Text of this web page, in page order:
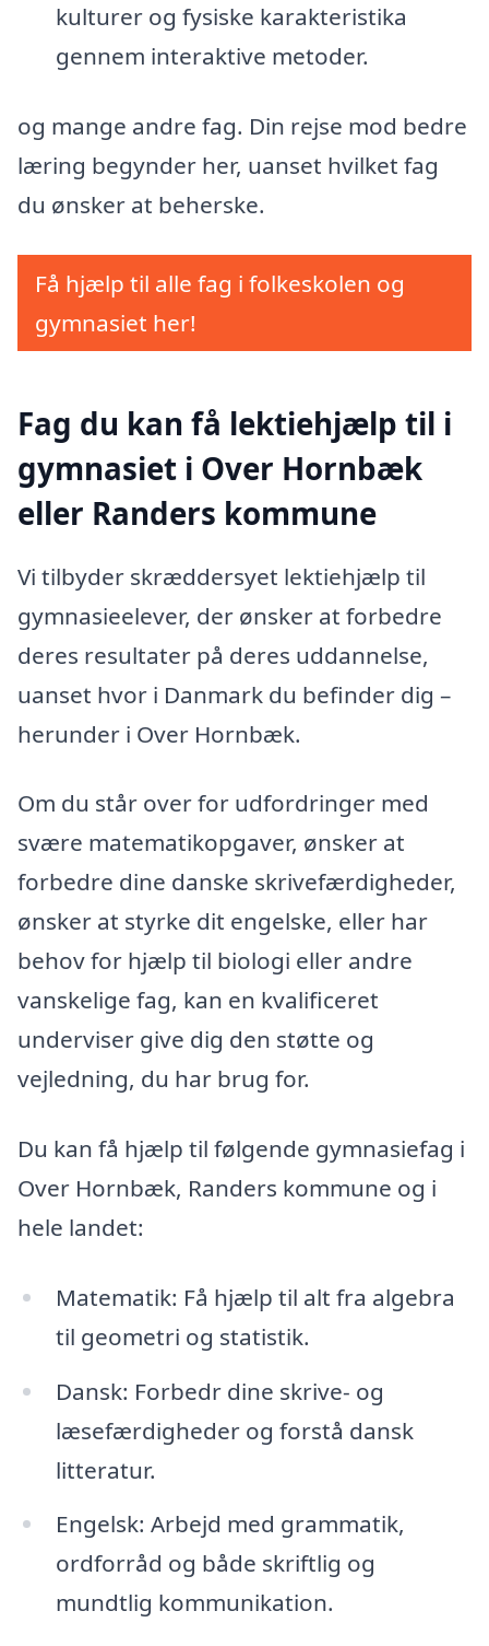
kulturer og fysiske karakteristika
gennem interaktive metoder.
og mange andre fag. Din rejse mod bedre
læring begynder her, uanset hvilket fag
du ønsker at beherske.
Få hjælp til alle fag i folkeskolen og
gymnasiet her!
Fag du kan få lektiehjælp til i
gymnasiet i Over Hornbæk
eller Randers kommune
Vi tilbyder skræddersyet lektiehjælp til
gymnasieelever, der ønsker at forbedre
deres resultater på deres uddannelse,
uanset hvor i Danmark du befinder dig –
herunder i Over Hornbæk.
Om du står over for udfordringer med
svære matematikopgaver, ønsker at
forbedre dine danske skrivefærdigheder,
ønsker at styrke dit engelske, eller har
behov for hjælp til biologi eller andre
vanskelige fag, kan en kvalificeret
underviser give dig den støtte og
vejledning, du har brug for.
Du kan få hjælp til følgende gymnasiefag i
Over Hornbæk, Randers kommune og i
hele landet:
Matematik: Få hjælp til alt fra algebra
til geometri og statistik.
Dansk: Forbedr dine skrive- og
læsefærdigheder og forstå dansk
litteratur.
Engelsk: Arbejd med grammatik,
ordforråd og både skriftlig og
mundtlig kommunikation.